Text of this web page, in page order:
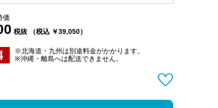
価
税抜 （税込 ￥39,050）
※北海道・九州は別途料金がかかります。
※沖縄・離島へは配送できません。